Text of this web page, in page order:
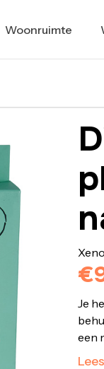
Woonruimte
Je
een
zelf